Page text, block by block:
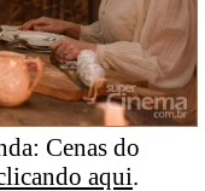
Cenas do
aqui.